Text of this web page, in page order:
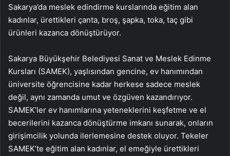
Sakarya’da meslek edindirme kurslarında eğitim alan
kadınlar, ürettikleri çanta, broş, şapka, toka, taç gibi
ürünleri kazanca dönüştürüyor.
Sakarya Büyükşehir Belediyesi Sanat ve Meslek Edinme
Kursları (SAMEK), yaşlısından gencine, ev hanımından
üniversite öğrencisine kadar herkese sadece meslek
değil, aynı zamanda umut ve özgüven kazandırıyor.
SAMEK’ler ev hanımlarına yeteneklerini keşfetme ve el
becerilerini kazanca dönüştürme imkanı sunarak, onların
girişimcilik yolunda ilerlemesine destek oluyor. Tekeler
SAMEK’te eğitim alan kadınlar, el emeğiyle ürettikleri